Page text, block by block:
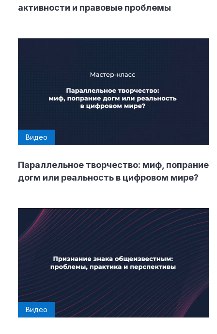
активности и правовые проблемы
Видео
Параллельное творчество: миф, попрание
догм или реальность в цифровом мире?
Видео